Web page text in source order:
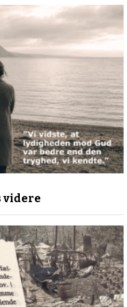
videre